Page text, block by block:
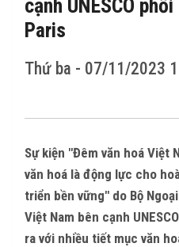
cạnh UNESCO
Paris
Thứ ba - 07/11/2023
Sự kiện "Đêm văn hoá Việt
văn hoá là động lực cho
triển bền vững" do Bộ
Việt Nam bên cạnh
ra với nhiều tiết mục văn